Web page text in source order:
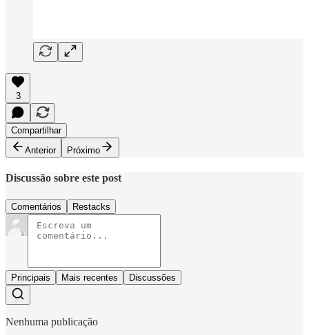
3
Compartilhar
Anterior
Próximo
Discussão sobre este post
Comentários Restacks
Principais Mais recentes Discussões
Nenhuma publicação